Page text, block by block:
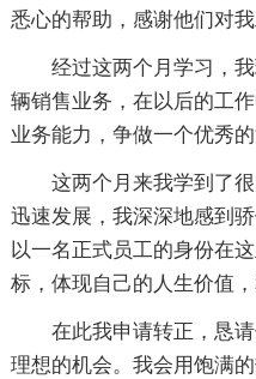
悉心的帮助，感谢他们对
经过这两个月学习，
辆销售业务，在以后的工
业务能力，争做一个优秀的
这两个月来我学到了
迅速发展，我深深地感到
以一名正式员工的身份在
标，体现自己的人生价值，
在此我申请转正，恳
理想的机会。我会用饱满